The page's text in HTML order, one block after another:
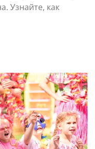
Узнайте, как